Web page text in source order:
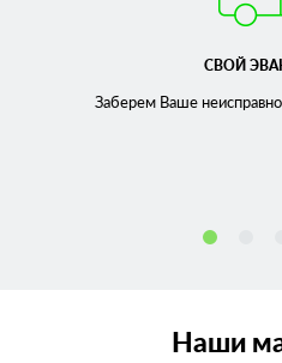
СВОЙ
Заберем Ваше
Наши